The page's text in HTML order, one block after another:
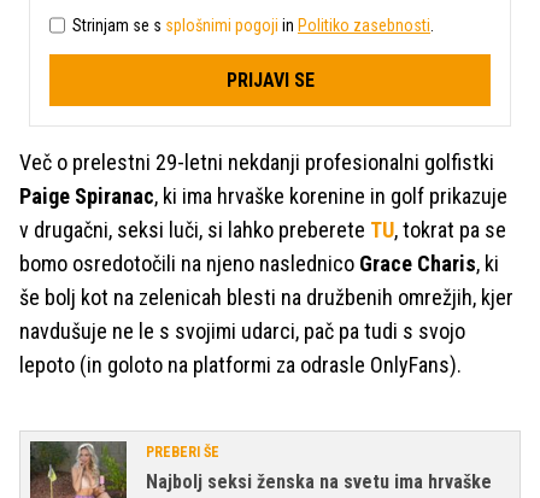
Strinjam se s splošnimi pogoji in Politiko zasebnosti
PRIJAVI SE
Več o prelestni 29-letni nekdanji profesionalni golfistki
Paige Spiranac, ki ima hrvaške korenine in golf prikazuje
v drugačni, seksi luči, si lahko preberete TU, tokrat pa se
bomo osredotočili na njeno naslednico Grace Charis, ki
še bolj kot na zelenicah blesti na družbenih omrežjih, kjer
navdušuje ne le s svojimi udarci, pač pa tudi s svojo
lepoto (in goloto na platformi za odrasle OnlyFans).
PREBERI ŠE
Najbolj seksi ženska na svetu ima hrvaške